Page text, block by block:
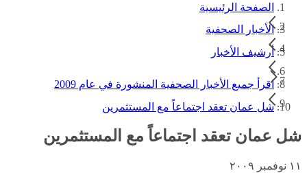
الصفحة الرئيسية
الأخبار الصحفية
أرشيف الأخبار
اقرأ جميع الأخبار الصحفية المنشورة في عام 2009
شل عمان تعقد اجتماعاً مع المستثمرين
شل عمان تعقد اجتماعاً مع المستثمرين
١١ نوفمبر ٢٠٠٩